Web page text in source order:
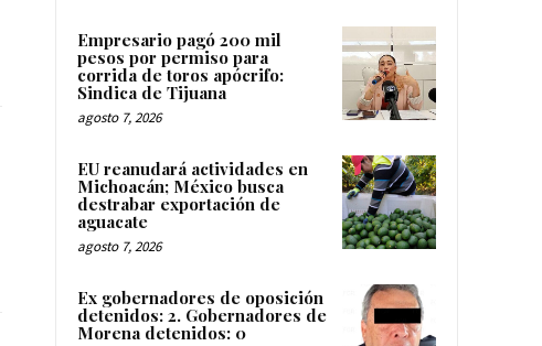
Empresario pagó 200 mil
pesos por permiso para
corrida de toros apócrifo:
Sindica de Tijuana
agosto 7, 2026
EU reanudará actividades en
Michoacán; México busca
destrabar exportación de
aguacate
agosto 7, 2026
Ex gobernadores de oposición
detenidos: 2. Gobernadores de
Morena detenidos: 0